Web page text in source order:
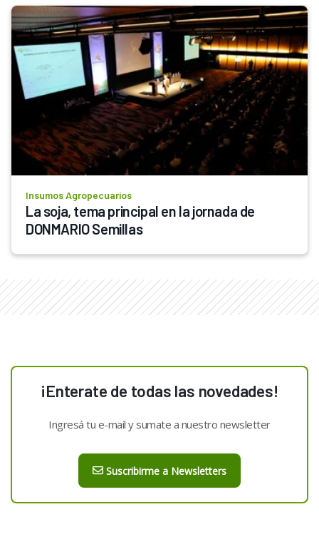
Insumos Agropecuarios
La soja, tema principal en la jornada de
DONMARIO Semillas
¡Enterate de todas las novedades!
Ingresá tu e-mail y sumate a nuestro newsletter
Suscribirme a Newsletters